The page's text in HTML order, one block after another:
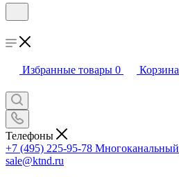
Избранные товары 0 Корзина
Телефоны
+7 (495) 225-95-78 Многоканальный
sale@ktnd.ru